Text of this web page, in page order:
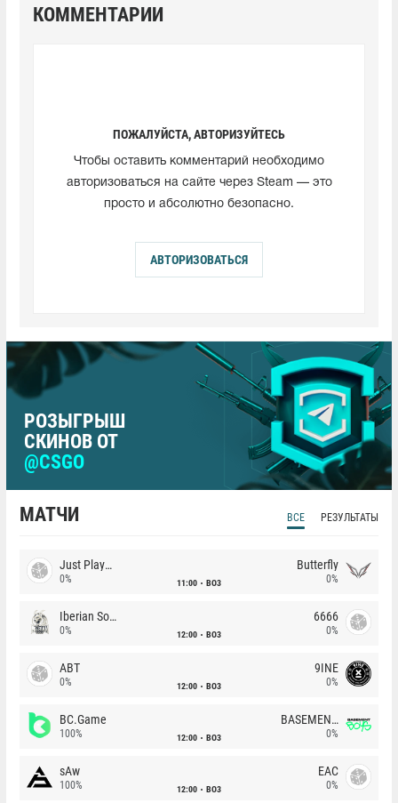
КОММЕНТАРИИ
ПОЖАЛУЙСТА, АВТОРИЗУЙТЕСЬ
Чтобы оставить комментарий необходимо
авторизоваться на сайте через Steam — это
просто и абсолютно безопасно.
АВТОРИЗОВАТЬСЯ
РОЗЫГРЫШ
СКИНОВ ОТ
@CSGO
МАТЧИ ВСЕ РЕЗУЛЬТАТЫ
Just Players
0% 11:00 BO3
Butterfly
0%
Iberian Soul
0% 12:00 BO3
6666
0%
ABT
0% 12:00 BO3
9INE
0%
BC.Game
100% 12:00 BO3
BASEMENT BOYS
0%
sAw
100% 12:00 BO3
EAC
0%